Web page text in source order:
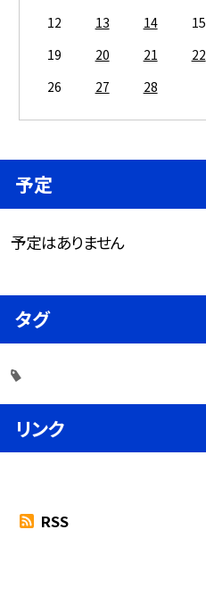
12
13 14 15
19
20 21 22
26
27 28
予定
予定はありません
タグ
リンク
RSS